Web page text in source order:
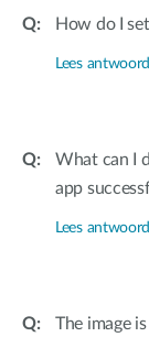
How do I
Lees antwoord
What can I
app
Lees antwoord
The image